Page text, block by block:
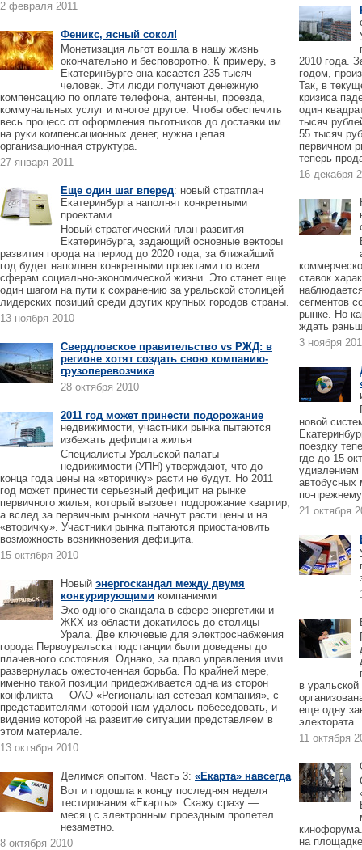
2 февраля 2011
Феникс, ясный сокол!
Монетизация льгот вошла в нашу жизнь
окончательно и бесповоротно. К примеру, в
Екатеринбурге она касается 235 тысяч
человек. Эти люди получают денежную
компенсацию по оплате телефона, антенны, проезда,
коммунальных услуг и многое другое. Чтобы обеспечить
весь процесс от оформления льготников до доставки им
на руки компенсационных денег, нужна целая
организационная структура.
27 января 2011
Еще один шаг вперед: новый стратплан
Екатеринбурга наполнят конкретными
проектами
Новый стратегический план развития
Екатеринбурга, задающий основные векторы
развития города на период до 2020 года, за ближайший
год будет наполнен конкретными проектами по всем
сферам социально-экономической жизни. Это станет еще
один шагом на пути к сохранению за уральской столицей
лидерских позиций среди других крупных городов страны.
13 ноября 2010
Свердловское правительство vs РЖД: в
регионе хотят создать свою компанию-
грузоперевозчика
28 октября 2010
2011 год может принести подорожание
недвижимости, участники рынка пытаются
избежать дефицита жилья
Специалисты Уральской палаты
недвижимости (УПН) утверждают, что до
конца года цены на «вторичку» расти не будут. Но 2011
год может принести серьезный дефицит на рынке
первичного жилья, который вызовет подорожание квартир,
а вслед за первичным рынком начнут расти цены и на
«вторичку». Участники рынка пытаются приостановить
возможность возникновения дефицита.
15 октября 2010
Новый энергоскандал между двумя
конкурирующими компаниями
Эхо одного скандала в сфере энергетики и
ЖКХ из области докатилось до столицы
Урала. Две ключевые для электроснабжения
города Первоуральска подстанции были доведены до
плачевного состояния. Однако, за право управления ими
развернулась ожесточенная борьба. По крайней мере,
именно такой позиции придерживается одна из сторон
конфликта — ОАО «Региональная сетевая компания», с
представителями которой нам удалось побеседовать, и
видение которой на развитие ситуации представляем в
этом материале.
13 октября 2010
Делимся опытом. Часть 3: «Екарта» навсегда
Вот и подошла к концу последняя неделя
тестирования «Екарты». Скажу сразу —
месяц с электронным проездным пролетел
незаметно.
8 октября 2010
2010 года.
годом,
Так, в
кризиса
один
тысяч
55 тысяч
первичном
теперь
16 декабря
ставок
сегментов
рынке. Но
ждать
3 ноября
новой
поездку
где до 15
удивлением
автобусных
по-
21 октября
в
еще одну
электората.
11 октября
на